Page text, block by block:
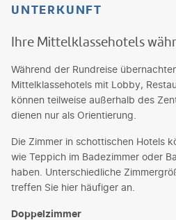
UNTERKUNFT
Ihre Mittelklassehotels
Während der Rundreise
Mittelklassehotels mit Lobby,
können teilweise außerhalb des
dienen nur als Orientierung.
Die Zimmer in schottischen Hotels
wie Teppich im Badezimmer oder
haben. Unterschiedliche
treffen Sie hier häufiger an.
Doppelzimmer